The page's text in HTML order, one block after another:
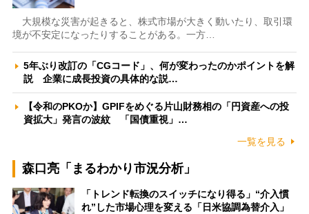
大規模な災害が起きると、株式市場が大きく動いたり、取引環
境が不安定になったりすることがある。一方…
5年ぶり改訂の「CGコード」、何が変わったのかポイントを解
説 企業に成長投資の具体的な説…
【令和のPKOか】GPIFをめぐる片山財務相の「円資産への投
資拡大」発言の波紋 「国債重視」…
一覧を見る
森口亮「まるわかり市況分析」
「トレンド転換のスイッチになり得る」“介入慣
れ”した市場心理を変える「日米協調為替介入」